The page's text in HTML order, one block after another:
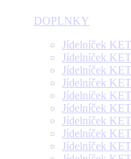
DOPLNKY
Jídelníček
Jídelníček
Jídelníček
Jídelníček
Jídelníček
Jídelníček
Jídelníček
Jídelníček
Jídelníček